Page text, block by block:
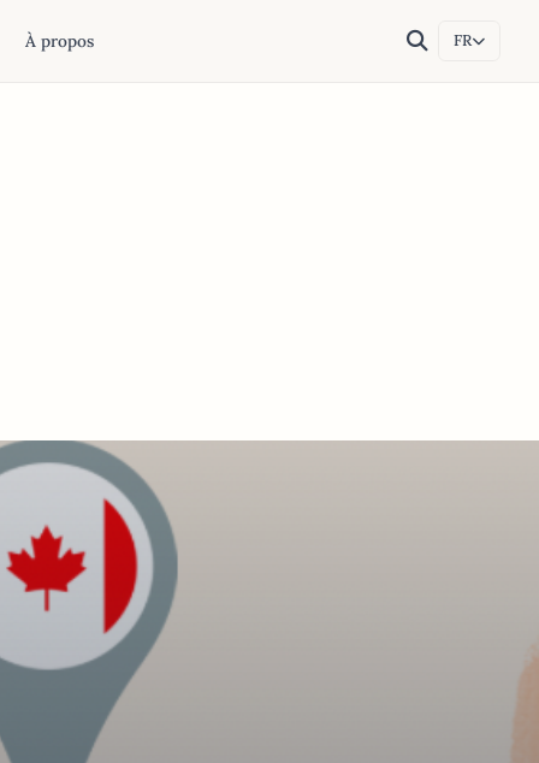
À propos FR